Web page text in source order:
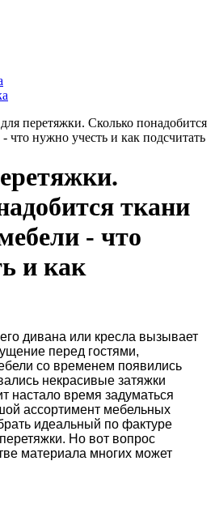
перетяжки. Сколько понадобится
что нужно учесть и как подсчитать
ткани
- что
и как
дивана или кресла вызывает
перед гостями,
со временем появились
некрасивые затяжки
настало время задуматься
ассортимент мебельных
идеальный по фактуре
Но вот вопрос
материала многих может